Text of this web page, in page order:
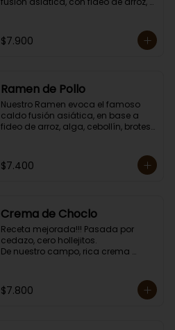
Porción individual lista para servir
de 750 grs. Cero lacto.
$7.900
Ramen de Pollo
Nuestro Ramen evoca el famoso
caldo fusión asiática, en base a
fideo de arroz, alga, cebollín, brotes
Porción individual lista para servir
de 750 grs. Cero lacto.
$7.400
Crema de Choclo
Receta mejorada!!! Pasada por
cedazo, cero hollejitos.
De nuestro campo, rica crema
Contiene crema de leche.
Porción individual lista para servir
$7.800